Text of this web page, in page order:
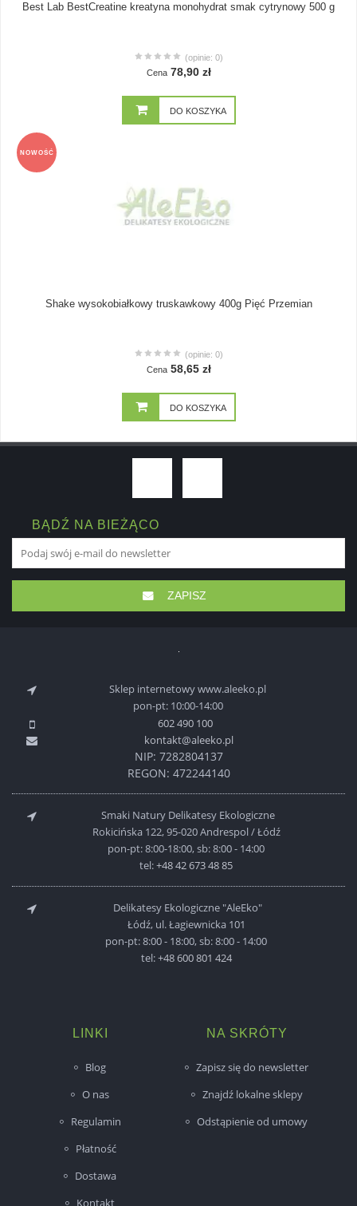
Best Lab BestCreatine kreatyna monohydrat smak cytrynowy 500 g
(opinie: 0)
Cena 78,90 zł
DO KOSZYKA
NOWOŚĆ
Shake wysokobiałkowy truskawkowy 400g Pięć Przemian
(opinie: 0)
Cena 58,65 zł
DO KOSZYKA
BĄDŹ NA BIEŻĄCO
ZAPISZ
Sklep internetowy www.aleeko.pl
pon-pt: 10:00-14:00
602 490 100
kontakt@aleeko.pl
NIP: 7282804137
REGON: 472244140
Smaki Natury Delikatesy Ekologiczne
Rokicińska 122, 95-020 Andrespol / Łódź
pon-pt: 8:00-18:00, sb: 8:00 - 14:00
tel:+48 42 673 48 85
Delikatesy Ekologiczne "AleEko"
Łódź, ul. Łagiewnicka 101
pon-pt: 8:00 - 18:00, sb: 8:00 - 14:00
tel:+48 600 801 424
LINKI
Blog
O nas
Regulamin
Płatność
Dostawa
Kontakt
NA SKRÓTY
Zapisz się do newsletter
Znajdź lokalne sklepy
Odstąpienie od umowy